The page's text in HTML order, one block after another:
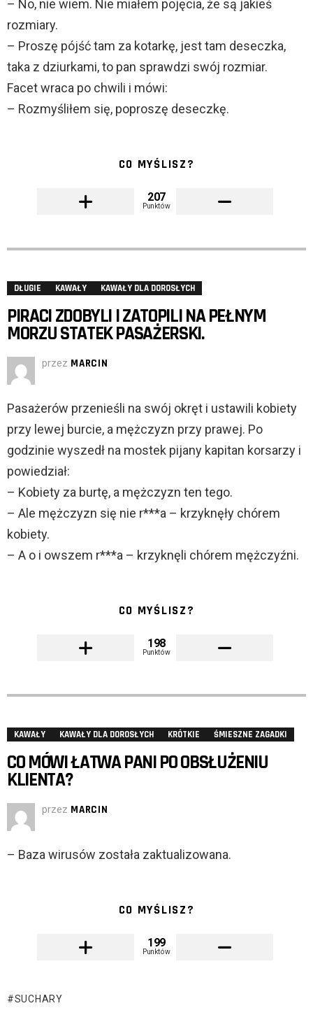
– No, nie wiem. Nie miałem pojęcia, że są jakieś
rozmiary.
– Proszę pójść tam za kotarkę, jest tam deseczka,
taka z dziurkami, to pan sprawdzi swój rozmiar.
Facet wraca po chwili i mówi:
– Rozmyśliłem się, poproszę deseczkę.
CO MYŚLISZ?
207
Punktów
DŁUGIE KAWAŁY KAWAŁY DLA DOROSŁYCH
PIRACI ZDOBYLI I ZATOPILI NA PEŁNYM
MORZU STATEK PASAŻERSKI.
przez MARCIN
Pasażerów przenieśli na swój okręt i ustawili kobiety
przy lewej burcie, a mężczyzn przy prawej. Po
godzinie wyszedł na mostek pijany kapitan korsarzy i
powiedział:
– Kobiety za burtę, a mężczyzn ten tego.
– Ale mężczyzn się nie r***a – krzyknęły chórem
kobiety.
– A o i owszem r***a – krzyknęli chórem mężczyźni.
CO MYŚLISZ?
198
Punktów
KAWAŁY KAWAŁY DLA DOROSŁYCH KRÓTKIE ŚMIESZNE ZAGADKI
CO MÓWI ŁATWA PANI PO OBSŁUŻENIU
KLIENTA?
przez MARCIN
– Baza wirusów została zaktualizowana.
CO MYŚLISZ?
199
Punktów
SUCHARY